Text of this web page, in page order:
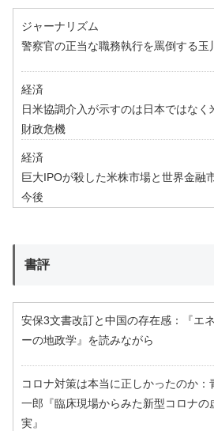
ジャーナリズム
警察官の正当な職務執行を罵倒する玉
経済
日米協調介入が示すのは日本ではなく
財政危機
経済
巨大IPOが殺した米株市場と世界金融
今後
書評
安保3文書改訂と中国の存在感：『エ
ーの地政学』を読みながら
コロナ対策は本当に正しかったのか：
一郎『臨床現場からみた新型コロナの
実』